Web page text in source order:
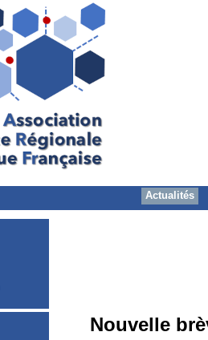
Actualités
Nouvelle